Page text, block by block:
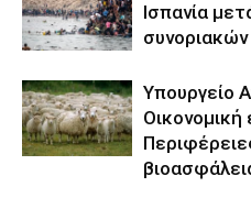
Ισπανία
Υπουργείο
Οικονομική